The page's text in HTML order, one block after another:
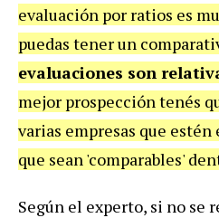
evaluación por ratios es
puedas tener un
evaluaciones son
mejor prospección tenés
varias empresas que
que sean 'comparables'
Según el experto, si no se